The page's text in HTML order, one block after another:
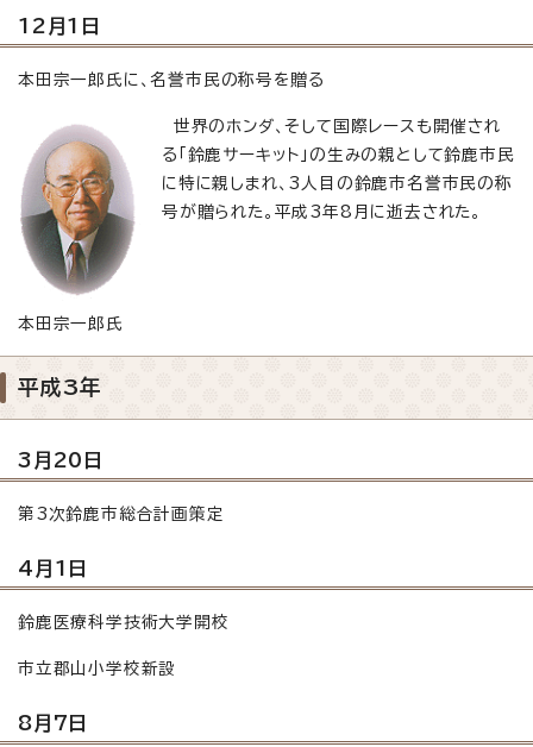
12月1日
本田宗一郎氏に、名誉市民の称号を贈る
本田宗一郎氏
世界のホンダ、そして国際レースも開催され
る「鈴鹿サーキット」の生みの親として鈴鹿市民
に特に親しまれ、3人目の鈴鹿市名誉市民の称
号が贈られた。平成3年8月に逝去された。
平成3年
3月20日
第3次鈴鹿市総合計画策定
4月1日
鈴鹿医療科学技術大学開校
市立郡山小学校新設
8月7日